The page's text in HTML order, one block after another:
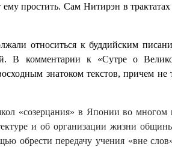
простить. Сам Нитирэн в
относиться к буддийским
В комментарии к «Сутре о
знатоком текстов, причем
«созерцания» в Японии во
и об организации жизни
обрести передачу учения «вне